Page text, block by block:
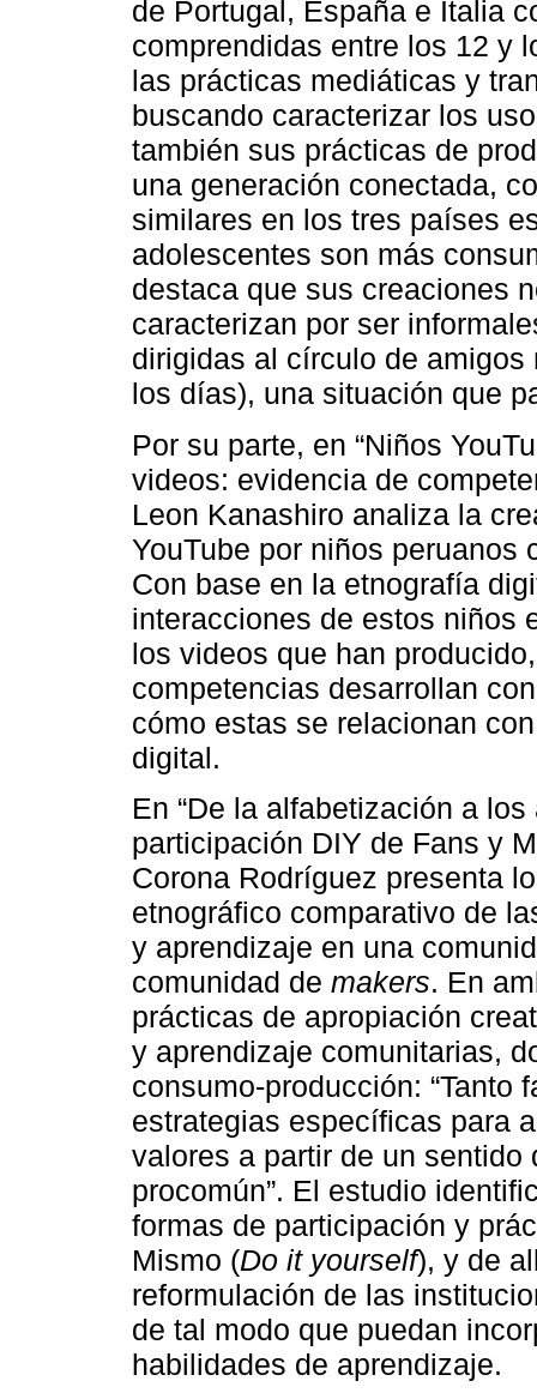
de Portugal, España e Italia
comprendidas entre los 12 y
las prácticas mediáticas y
buscando caracterizar los
también sus prácticas de
una generación conectada,
similares en los tres países
adolescentes son más
destaca que sus creaciones
caracterizan por ser
dirigidas al círculo de
los días), una situación que
Por su parte, en “Niños
videos: evidencia de
Leon Kanashiro analiza la
YouTube por niños peruanos
Con base en la etnografía
interacciones de estos niños
los videos que han
competencias desarrollan
cómo estas se relacionan
digital.
En “De la alfabetización a
participación DIY de Fans y
Corona Rodríguez presenta
etnográfico comparativo de
y aprendizaje en una
comunidad de makers. En
prácticas de apropiación
y aprendizaje comunitarias,
consumo-producción: “Tanto
estrategias específicas para
valores a partir de un
procomún”. El estudio
formas de participación y
Mismo (Do it yourself), y de
reformulación de las
de tal modo que puedan
habilidades de aprendizaje.